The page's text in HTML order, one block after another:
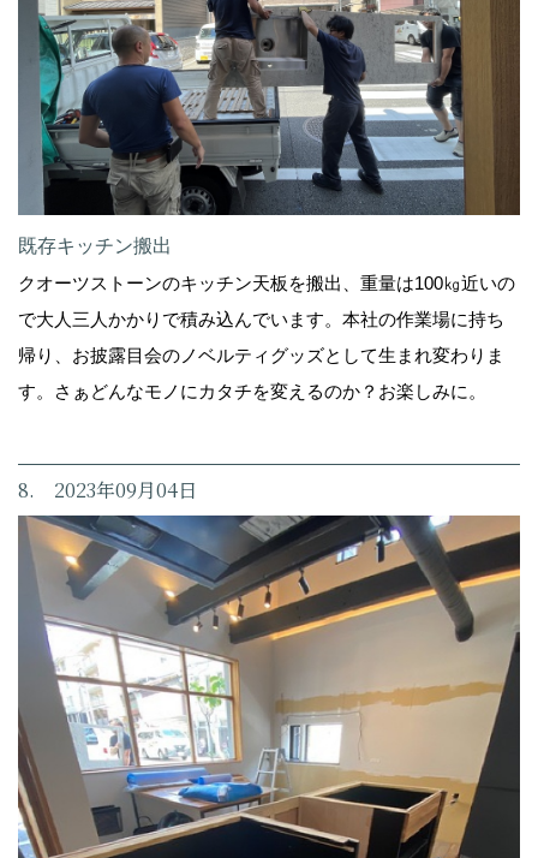
既存キッチン搬出
クオーツストーンのキッチン天板を搬出、重量は100㎏近いの
で大人三人かかりで積み込んでいます。本社の作業場に持ち
帰り、お披露目会のノベルティグッズとして生まれ変わりま
す。さぁどんなモノにカタチを変えるのか？お楽しみに。
8. 2023年09月04日